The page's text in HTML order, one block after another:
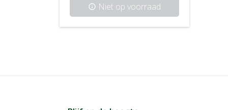
info Niet op voorraad